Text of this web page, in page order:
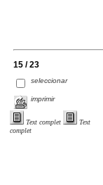
15 / 23
seleccionar
imprimir
Text complet
Text
complet